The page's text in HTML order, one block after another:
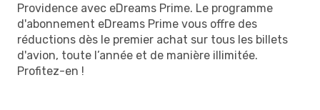
Providence avec eDreams Prime. Le programme
d'abonnement eDreams Prime vous offre des
réductions dès le premier achat sur tous les billets
d'avion, toute l’année et de manière illimitée.
Profitez-en !